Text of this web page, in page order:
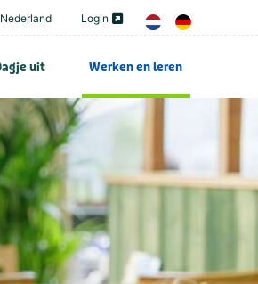
Login
uit Werken en leren